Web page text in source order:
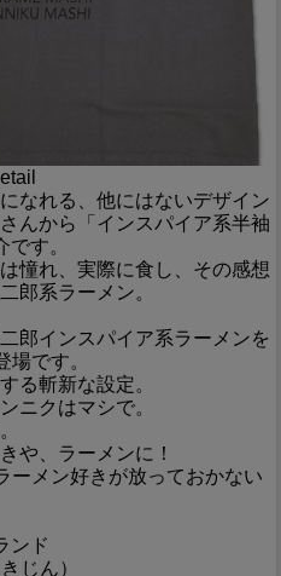
なれる、他にはないデザイン
んから「インスパイア系半袖
す。
憧れ、実際に食し、その感想
郎系ラーメン。
郎インスパイア系ラーメンを
です。
る斬新な設定。
ニクはマシで。
や、ラーメンに！
ーメン好きが放っておかない
ンド
じん）